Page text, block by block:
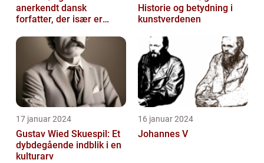
anerkendt dansk
forfatter, der især er
spændende og
eksperimenterend...
Historie og betydning i
kunstverdenen
17 januar 2024
Gustav Wied Skuespil: Et
dybdegående indblik i en
kulturarv
16 januar 2024
Johannes V